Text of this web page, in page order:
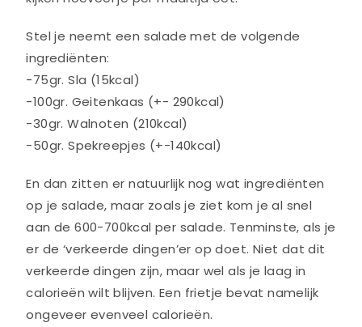
Stel je neemt een salade met de volgende
ingrediënten:
-75gr. Sla (15kcal)
-100gr. Geitenkaas (+- 290kcal)
-30gr. Walnoten (210kcal)
-50gr. Spekreepjes (+-140kcal)
En dan zitten er natuurlijk nog wat ingrediënten
op je salade, maar zoals je ziet kom je al snel
aan de 600-700kcal per salade. Tenminste, als je
er de ‘verkeerde dingen’er op doet. Niet dat dit
verkeerde dingen zijn, maar wel als je laag in
calorieën wilt blijven. Een frietje bevat namelijk
ongeveer evenveel calorieën.